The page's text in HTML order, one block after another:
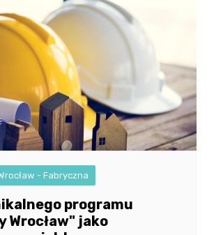
- Fabryczna
programu
Wrocław" jako